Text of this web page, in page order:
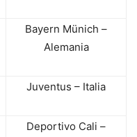
Bayern Münich –
Alemania
Juventus – Italia
Deportivo Cali –